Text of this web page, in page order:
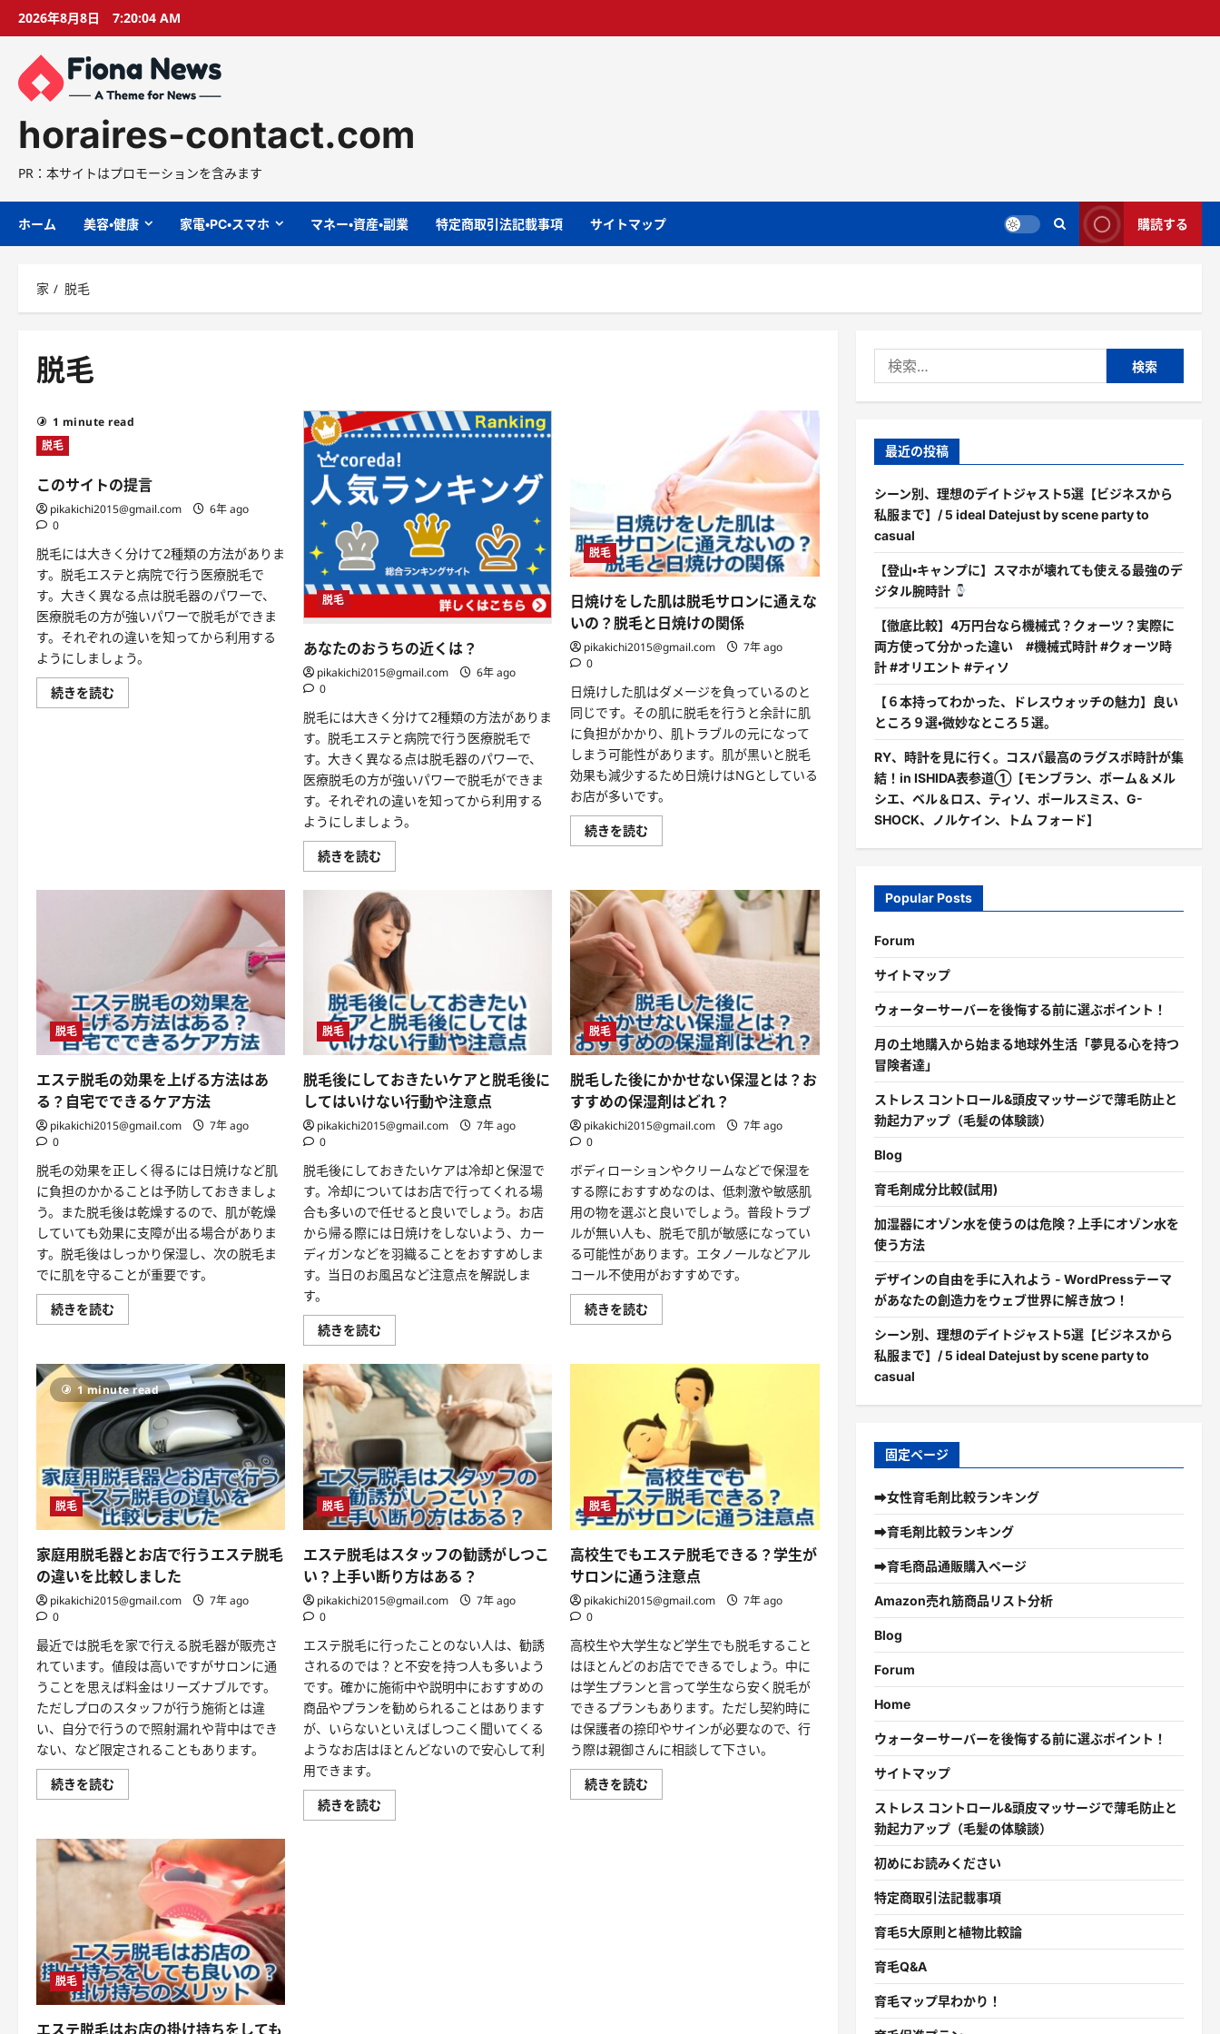
プ
2026年8月8日 7:20:06 AM
horaires-contact.com
PR：本サイトはプロモーションを含みます
ホーム 美容・健康 家電・PC・スマホ マネー・資産・副業 特定商取引法記載事項 サイトマップ 購読する
家 脱毛
脱毛
1 minute read
脱毛
このサイトの提言
pikakichi2015@gmail.com
6年 ago
0
脱毛には大きく分けて2種類の方法がありま
す。脱毛エステと病院で行う医療脱毛で
す。大きく異なる点は脱毛器のパワーで、
医療脱毛の方が強いパワーで脱毛ができま
す。それぞれの違いを知ってから利用する
ようにしましょう。
続きを読む
の
む
脱毛
あなたのおうちの近くは？
pikakichi2015@gmail.com
6年 ago
0
脱毛には大きく分けて2種類の方法がありま
す。脱毛エステと病院で行う医療脱毛で
す。大きく異なる点は脱毛器のパワーで、
医療脱毛の方が強いパワーで脱毛ができま
す。それぞれの違いを知ってから利用する
ようにしましょう。
続きを読む
な
の
お
う
ち
の
近
く
は？
に
つ
い
て
詳
し
く
読
む
脱毛
日焼けをした肌は脱毛サロンに通えな
いの？脱毛と日焼けの関係
pikakichi2015@gmail.com
7年 ago
0
日焼けした肌はダメージを負っているのと
同じです。その肌に脱毛を行うと余計に肌
に負担がかかり、肌トラブルの元になって
しまう可能性があります。肌が黒いと脱毛
効果も減少するため日焼けはNGとしている
お店が多いです。
続きを読む
焼
た
肌
は
脱
毛
サ
ロ
ン
に
通
え
な
い
の？
脱
毛
と
日
焼
け
係
に
つ
い
て
詳
し
く
読
脱毛
エステ脱毛の効果を上げる方法はあ
る？自宅でできるケア方法
pikakichi2015@gmail.com
7年 ago
0
脱毛の効果を正しく得るには日焼けなど肌
に負担のかかることは予防しておきましょ
う。また脱毛後は乾燥するので、肌が乾燥
していても効果に支障が出る場合がありま
す。脱毛後はしっかり保湿し、次の脱毛ま
でに肌を守ることが重要です。
続きを読む
ス
の
効
果
を
上
げ
る
方
法
は
あ
る？
自
で
で
き
る
ケ
法
に
つ
い
て
詳
し
く
読
む
脱毛
脱毛後にしておきたいケアと脱毛後に
してはいけない行動や注意点
pikakichi2015@gmail.com
7年 ago
0
脱毛後にしておきたいケアは冷却と保湿で
す。冷却についてはお店で行ってくれる場
合も多いので任せると良いでしょう。お店
から帰る際には日焼けをしないよう、カー
ディガンなどを羽織ることをおすすめしま
す。当日のお風呂など注意点を解説しま
す。
続きを読む
毛
に
し
て
お
い
ア
と
脱
毛
後
に
し
て
は
い
け
な
動
や
注
意
点
に
つ
い
て
詳
く
脱毛
脱毛した後にかかせない保湿とは？お
すすめの保湿剤はどれ？
pikakichi2015@gmail.com
7年 ago
0
ボディローションやクリームなどで保湿を
する際におすすめなのは、低刺激や敏感肌
用の物を選ぶと良いでしょう。普段トラブ
ルが無い人も、脱毛で肌が敏感になってい
る可能性があります。エタノールなどアル
コール不使用がおすすめです。
続きを読む
毛
せ
な
い
保
湿
と
は？
お
す
す
の
保
湿
剤
は
に
つ
い
て
詳
し
く
読
む
1 minute read
脱毛
家庭用脱毛器とお店で行うエステ脱毛
の違いを比較しました
pikakichi2015@gmail.com
7年 ago
0
最近では脱毛を家で行える脱毛器が販売さ
れています。値段は高いですがサロンに通
うことを思えば料金はリーズナブルです。
ただしプロのスタッフが行う施術とは違
い、自分で行うので照射漏れや背中はでき
ない、など限定されることもあります。
続きを読む
庭
器
と
店
エ
ス
テ
脱
毛
の
い
脱毛
エステ脱毛はスタッフの勧誘がしつこ
い？上手い断り方はある？
pikakichi2015@gmail.com
7年 ago
0
エステ脱毛に行ったことのない人は、勧誘
されるのでは？と不安を持つ人も多いよう
です。確かに施術中や説明中におすすめの
商品やプランを勧められることはあります
が、いらないといえばしつこく聞いてくる
ようなお店はほとんどないので安心して利
用できます。
続きを読む
ス
脱毛
高校生でもエステ脱毛できる？学生が
サロンに通う注意点
pikakichi2015@gmail.com
7年 ago
0
高校生や大学生など学生でも脱毛すること
はほとんどのお店でできるでしょう。中に
は学生プランと言って学生なら安く脱毛が
できるプランもあります。ただし契約時に
は保護者の捺印やサインが必要なので、行
う際は親御さんに相談して下さい。
続きを読む
校
脱毛
エステ脱毛はお店の掛け持ちをしても
索:
最近の投稿
シーン別、理想のデイトジャスト5選【ビジネスから
私服まで】/ 5 ideal Datejust by scene party to
casual
【登山・キャンプに】スマホが壊れても使える最強のデ
ジタル腕時計
【徹底比較】4万円台なら機械式？クォーツ？実際に
両方使って分かった違い #機械式時計 #クォーツ時
計 #オリエント #ティソ
【６本持ってわかった、ドレスウォッチの魅力】良い
ところ９選・微妙なところ５選。
RY、時計を見に行く。コスパ最高のラグスポ時計が集
結！in ISHIDA表参道①【モンブラン、ボーム＆メル
シエ、ベル＆ロス、ティソ、ポールスミス、G-
SHOCK、ノルケイン、トム フォード】
Popular Posts
Forum
サイトマップ
ウォーターサーバーを後悔する前に選ぶポイント！
月の土地購入から始まる地球外生活「夢見る心を持つ
冒険者達」
ストレス コントロール&頭皮マッサージで薄毛防止と
勃起力アップ（毛髪の体験談）
Blog
育毛剤成分比較(試用)
加湿器にオゾン水を使うのは危険？上手にオゾン水を
使う方法
デザインの自由を手に入れよう - WordPressテーマ
があなたの創造力をウェブ世界に解き放つ！
シーン別、理想のデイトジャスト5選【ビジネスから
私服まで】/ 5 ideal Datejust by scene party to
casual
固定ページ
➡女性育毛剤比較ランキング
➡育毛剤比較ランキング
➡育毛商品通販購入ページ
Amazon売れ筋商品リスト分析
Blog
Forum
Home
ウォーターサーバーを後悔する前に選ぶポイント！
サイトマップ
ストレス コントロール&頭皮マッサージで薄毛防止と
勃起力アップ（毛髪の体験談）
初めにお読みください
特定商取引法記載事項
育毛5大原則と植物比較論
育毛Q&A
育毛マップ早わかり！